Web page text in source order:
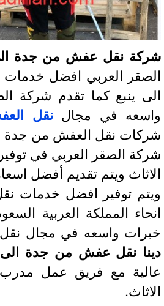
نقل عفش من جدة الي
العربي افضل خدمات
ينبع كما تقدم شركة
في مجال نقل
نقل العفش من جدة
الصقر العربي في
ويتم تقديم أفضل
توفير افضل خدمات
المملكة العربية
واسعه في مجال نقل
نقل عفش من جدة الى
مع فريق عمل مدرب